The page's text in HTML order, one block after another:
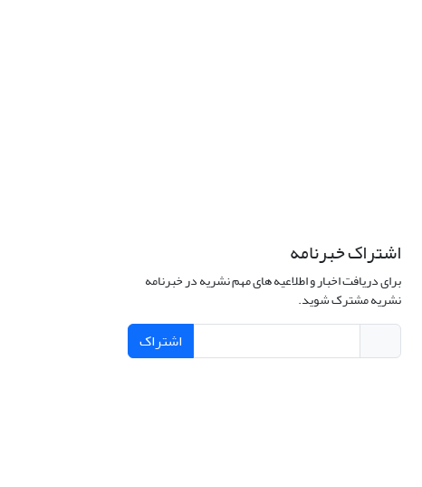
اشتراک خبرنامه
برای دریافت اخبار و اطلاعیه های مهم نشریه در خبرنامه
نشریه مشترک شوید.
اشتراک